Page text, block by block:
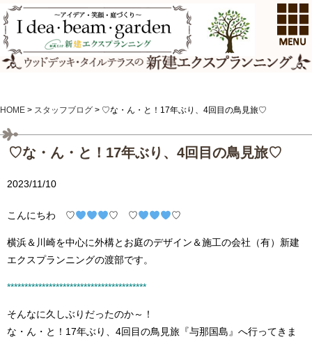
HOME > スタッフブログ > ♡な・ん・と！17年ぶり、4回目の鳥見旅♡
♡な・ん・と！17年ぶり、4回目の鳥見旅♡
2023/11/10
こんにちわ ♡ ♡ ♡ ♡
横浜＆川崎を中心に外構とお庭のデザイン＆施工の会社（有）新建
エクスプランニングの渡部です。
****************************************
そんなに久しぶりだったのか～！
な・ん・と！17年ぶり、4回目の鳥見旅『与那国島』へ行ってきま